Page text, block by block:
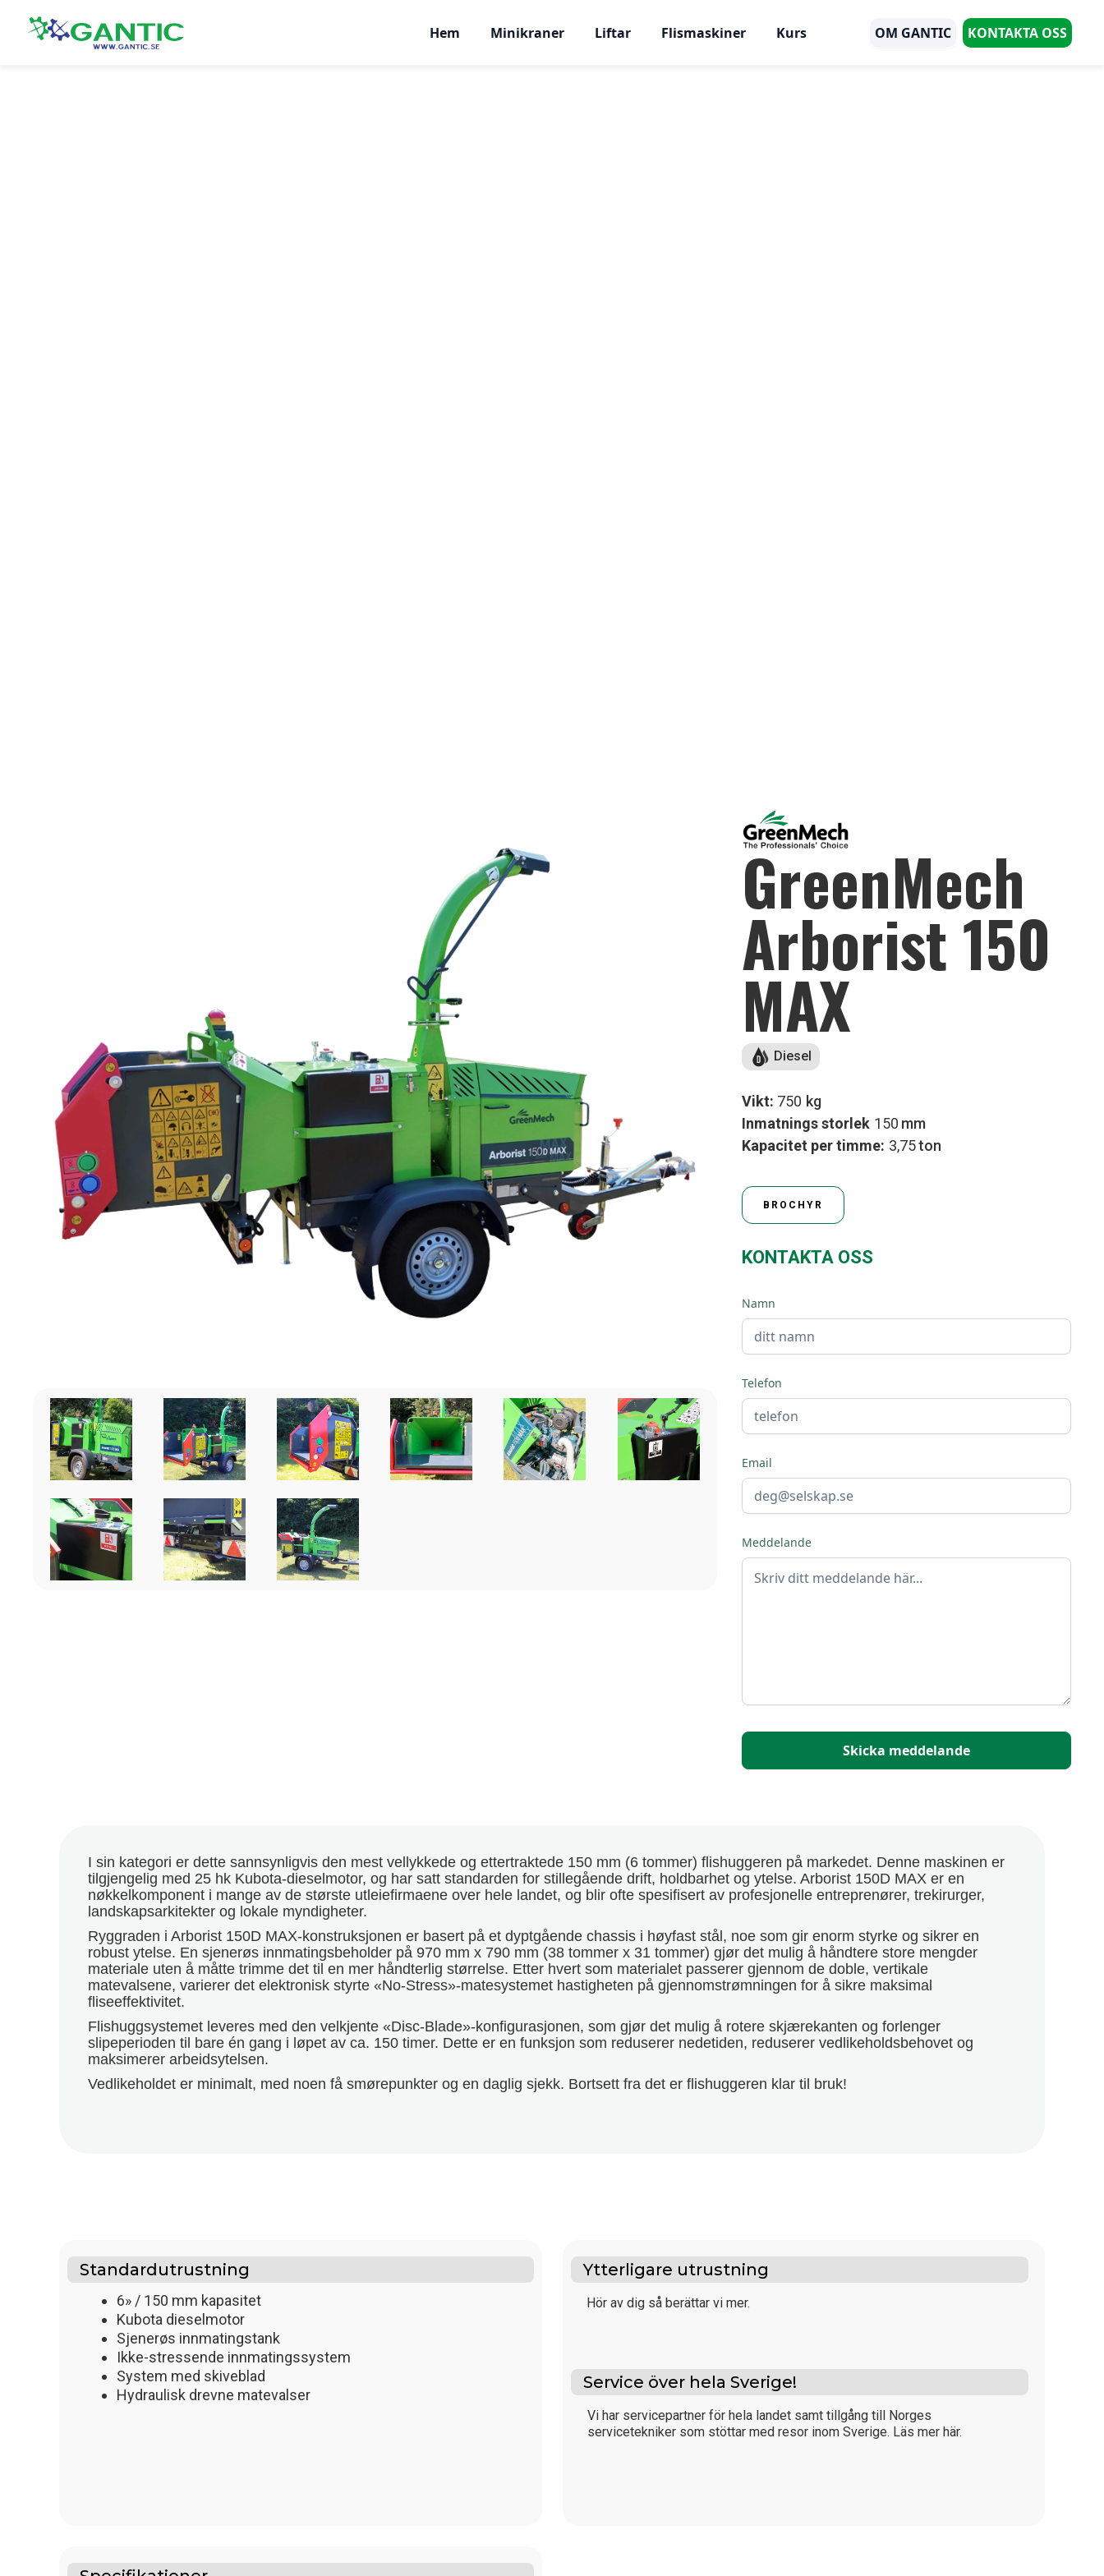
Hem Minikraner Liftar Flismaskiner Kurs OM GANTIC KONTAKTA OSS
GreenMech
Arborist 150
MAX
Diesel
Vikt: 750 kg
Inmatnings storlek 150 mm
Kapacitet per timme: 3,75ton
BROCHYR
KONTAKTA OSS
Namn
Telefon
Email
Meddelande
I sin kategori er dette sannsynligvis den mest vellykkede og ettertraktede 150 mm (6 tommer) flishuggeren på markedet. Denne maskinen er
tilgjengelig med 25 hk Kubota-dieselmotor, og har satt standarden for stillegående drift, holdbarhet og ytelse. Arborist 150D MAX er en
nøkkelkomponent i mange av de største utleiefirmaene over hele landet, og blir ofte spesifisert av profesjonelle entreprenører, trekirurger,
landskapsarkitekter og lokale myndigheter.
Ryggraden i Arborist 150D MAX-konstruksjonen er basert på et dyptgående chassis i høyfast stål, noe som gir enorm styrke og sikrer en
robust ytelse. En sjenerøs innmatingsbeholder på 970 mm x 790 mm (38 tommer x 31 tommer) gjør det mulig å håndtere store mengder
materiale uten å måtte trimme det til en mer håndterlig størrelse. Etter hvert som materialet passerer gjennom de doble, vertikale
matevalsene, varierer det elektronisk styrte «No-Stress»-matesystemet hastigheten på gjennomstrømningen for å sikre maksimal
fliseeffektivitet.
Flishuggsystemet leveres med den velkjente «Disc-Blade»-konfigurasjonen, som gjør det mulig å rotere skjærekanten og forlenger
slipeperioden til bare én gang i løpet av ca. 150 timer. Dette er en funksjon som reduserer nedetiden, reduserer vedlikeholdsbehovet og
maksimerer arbeidsytelsen.
Vedlikeholdet er minimalt, med noen få smørepunkter og en daglig sjekk. Bortsett fra det er flishuggeren klar til bruk!
Standardutrustning
6» / 150 mm kapasitet
Kubota dieselmotor
Sjenerøs innmatingstank
Ikke-stressende innmatingssystem
System med skiveblad
Hydraulisk drevne matevalser
Ytterligare utrustning
Hör av dig så berättar vi mer.
Service över hela Sverige!
Vi har servicepartner för hela landet samt tillgång till Norges
servicetekniker som stöttar med resor inom Sverige. Läs mer här.